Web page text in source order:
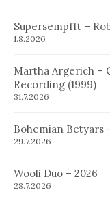
Supersempfft –
1.8.2026
Martha Argerich –
Recording (1999)
31.7.2026
Bohemian Betyars
29.7.2026
Wooli Duo – 2026
28.7.2026